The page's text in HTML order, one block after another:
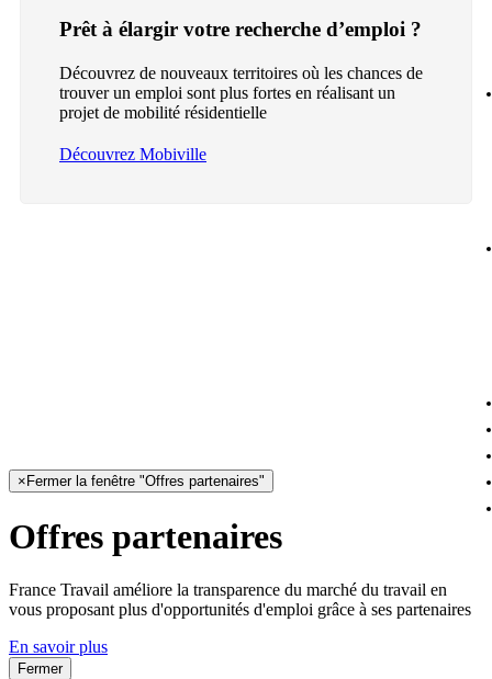
Prêt à élargir votre recherche d’emploi ?
Découvrez de nouveaux territoires où les chances de
trouver un emploi sont plus fortes en réalisant un
projet de mobilité résidentielle
Découvrez Mobiville
× Fermer la fenêtre "Offres partenaires"
Offres partenaires
France Travail améliore la transparence du marché du travail en
vous proposant plus d'opportunités d'emploi grâce à ses partenaires
En savoir plus
Fermer